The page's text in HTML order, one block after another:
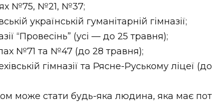
№75, №21, №37;
українській гуманітарній гімназії;
“Провесінь” (усі — до 25 травня);
№71 та №47 (до 28 травня);
гімназії та Рясне-Руському ліцеї
може стати будь-яка людина, яка має